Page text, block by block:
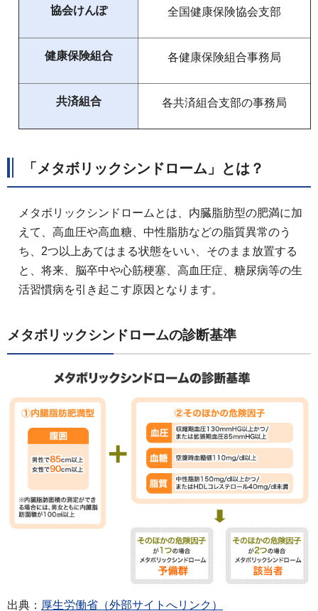
協会けんぽ 全国健康保険協会支部
健康保険組合 各健康保険組合事務局
共済組合 各共済組合支部の事務局
「メタボリックシンドローム」とは？
メタボリックシンドロームとは、内臓脂肪型の肥満に加
えて、高血圧や高血糖、中性脂肪などの脂質異常のう
ち、2つ以上あてはまる状態をいい、そのまま放置する
と、将来、脳卒中や心筋梗塞、高血圧症、糖尿病等の生
活習慣病を引き起こす原因となります。
メタボリックシンドロームの診断基準
出典： 厚生労働省（外部サイトへリンク）